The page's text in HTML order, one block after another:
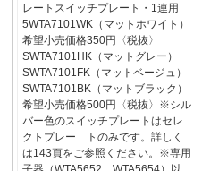
レートスイッチプレート・1連用
5WTA7101WK（マットホワイト）
希望小売価格350円〈税抜〉
SWTA7101HK（マットグレー）
SWTA7101FK（マットベージュ）
SWTA7101BK（マットブラック）
希望小売価格500円〈税抜〉※シル
バー色のスイッチプレートはセレ
クトプレー トのみです。詳しく
は143頁をご参照ください。※専用